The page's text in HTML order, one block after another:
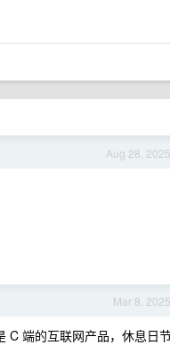
Aug 28, 2025
Mar 8, 2025
C 端的互联网产品，休息日